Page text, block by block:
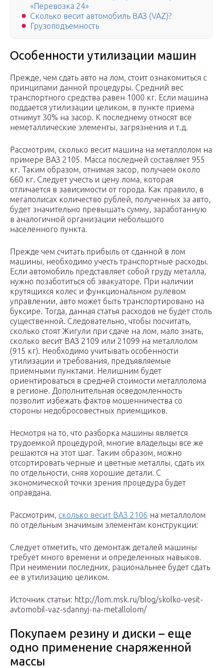
«Перевозка 24»
Сколько весит автомобиль ВАЗ (VAZ)?
Грузоподъемность
Особенности утилизации машин
Прежде, чем сдать авто на лом, стоит ознакомиться с
принципами данной процедуры. Средний вес
транспортного средства равен 1000 кг. Если машина
поддается утилизации целиком, в пункте приема
отнимут 30% на засор. К последнему относят все
неметаллические элементы, загрязнения и т.д.
Рассмотрим, сколько весит машина на металлолом на
примере ВАЗ 2105. Масса последней составляет 955
кг. Таким образом, отнимая засор, получаем около
660 кг. Следует учесть и цену лома, которая
отличается в зависимости от города. Как правило, в
мегаполисах количество рублей, полученных за авто,
будет значительно превышать сумму, заработанную
в аналогичной организации небольшого
населенного пункта.
Прежде чем считать прибыль от сданной в лом
машины, необходимо учесть транспортные расходы.
Если автомобиль представляет собой груду металла,
нужно позаботиться об эвакуаторе. При наличии
крутящихся колес и функциональном рулевом
управлении, авто может быть транспортировано на
буксире. Тогда, данная статья расходов не будет столь
существенной. Следовательно, чтобы посчитать,
сколько стоят Жигули при сдаче на лом, мало знать,
сколько весит ВАЗ 2109 или 21099 на металлолом
(915 кг). Необходимо учитывать особенности
утилизации и требования, предъявляемые
приемными пунктами. Нелишним будет
ориентироваться в средней стоимости металлолома
в регионе. Дополнительная осведомленность
позволит избежать фактов мошенничества со
стороны недобросовестных приемщиков.
Несмотря на то, что разборка машины является
трудоемкой процедурой, многие владельцы все же
решаются на этот шаг. Таким образом, можно
отсортировать черные и цветные металлы, сдать их
по отдельности, сняв хорошие детали. С
экономической точки зрения процедура будет
оправдана.
Рассмотрим, сколько весит ВАЗ 2106 на металлолом
по отдельным значимым элементам конструкции:
Следует отметить, что демонтаж деталей машины
требует много времени и определенных навыков.
При неимении последних, рациональнее будет сдать
ее в утилизацию целиком.
Источник статьи: http://lom.msk.ru/blog/skolko-vesit-
avtomobil-vaz-sdannyj-na-metallolom/
Покупаем резину и диски – еще
одно применение снаряженной
массы